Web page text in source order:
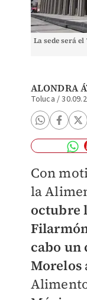
La sede será
ALONDRA
Toluca /
Con
la
octubre
cabo un
Morelos